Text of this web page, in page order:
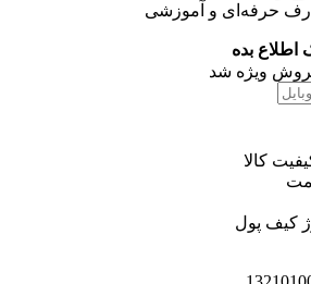
و آموزشی
بده
ویژه شد
کالا